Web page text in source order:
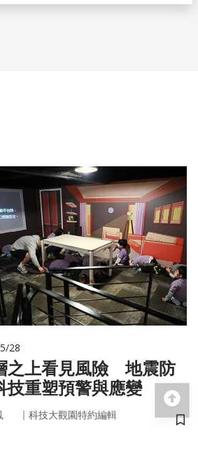
28
之上看見風險 地震防
技重塑預警與應變
｜ 科技大觀園特約編輯
儲
回